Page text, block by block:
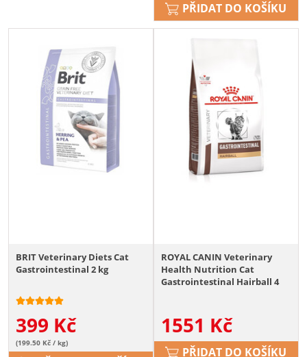
PŘIDAT DO KOŠÍKU
BRIT Veterinary Diets Cat
Gastrointestinal 2 kg
399 Kč
(199.50 Kč / kg)
ROYAL CANIN Veterinary
Health Nutrition Cat
Gastrointestinal Hairball 4
1551 Kč
PŘIDAT DO KOŠÍKU